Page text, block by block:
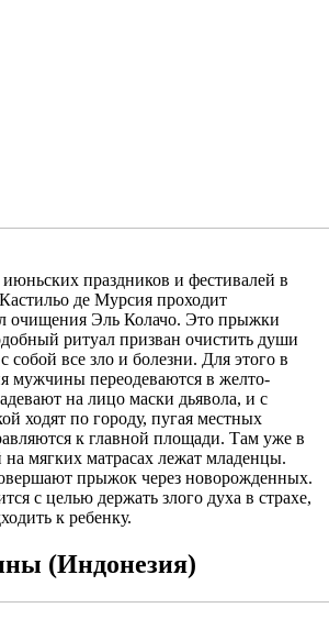
праздников и фестивалей в
де Мурсия проходит
очищения Эль Колачо. Это прыжки
ритуал призван очистить души
собой все зло и болезни. Для этого в
мужчины переодеваются в желто-
на лицо маски дьявола, и с
ходят по городу, пугая местных
к главной площади. Там уже в
мягких матрасах лежат младенцы.
прыжок через новорожденных.
с целью держать злого духа в страхе,
к ребенку.
(Индонезия)